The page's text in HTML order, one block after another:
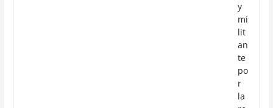
y
mi
lit
an
te
po
r
la